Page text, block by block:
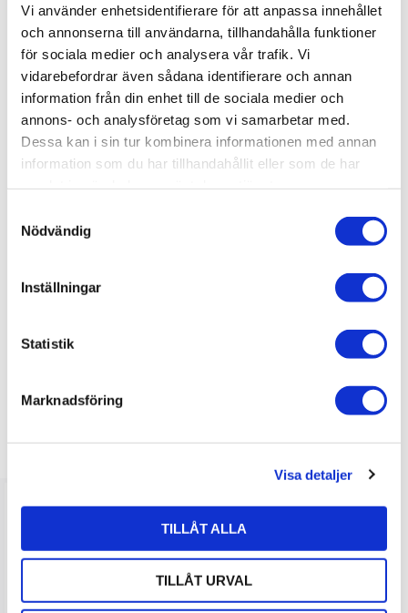
Vi använder enhetsidentifierare för att anpassa innehållet
och annonserna till användarna, tillhandahålla funktioner
för sociala medier och analysera vår trafik. Vi
vidarebefordrar även sådana identifierare och annan
information från din enhet till de sociala medier och
annons- och analysföretag som vi samarbetar med.
Dessa kan i sin tur kombinera informationen med annan
information som du har tillhandahållit eller som de har
Nödvändig
Inställningar
Statistik
Marknadsföring
Visa detaljer
TILLÅT ALLA
TILLÅT URVAL
Bli den första att lämna ett omdöme.
395kr
LIKNANDE PRODUKTER